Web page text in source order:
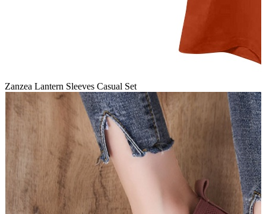
Zanzea Lantern Sleeves Casual Set